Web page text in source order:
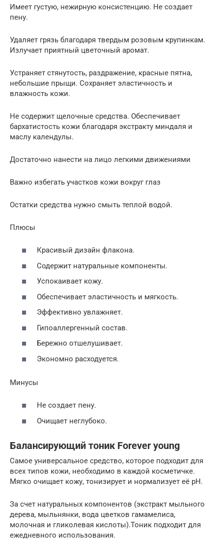
Имеет густую, нежирную консистенцию. Не создает
пену.
Удаляет грязь благодаря твердым розовым крупинкам.
Излучает приятный цветочный аромат.
Устраняет стянутость, раздражение, красные пятна,
небольшие прыщи. Сохраняет эластичность и
влажность кожи.
Не содержит щелочные средства. Обеспечивает
бархатистость кожи благодаря экстракту миндаля и
маслу календулы.
Достаточно нанести на лицо легкими движениями
Важно избегать участков кожи вокруг глаз
Остатки средства нужно смыть теплой водой.
Плюсы
Красивый дизайн флакона.
Содержит натуральные компоненты.
Успокаивает кожу.
Обеспечивает эластичность и мягкость.
Эффективно увлажняет.
Гипоаллергенный состав.
Бережно отшелушивает.
Экономно расходуется.
Минусы
Не создает пену.
Очищает неглубоко.
Балансирующий тоник Forever young
Самое универсальное средство, которое подходит для
всех типов кожи, необходимо в каждой косметичке.
Мягко очищает кожу, тонизирует и нормализует её рН.
За счет натуральных компонентов (экстракт мыльного
дерева, мыльнянки, вода цветков гамамелиса,
молочная и гликолевая кислоты).Тоник подходит для
ежедневного использования.